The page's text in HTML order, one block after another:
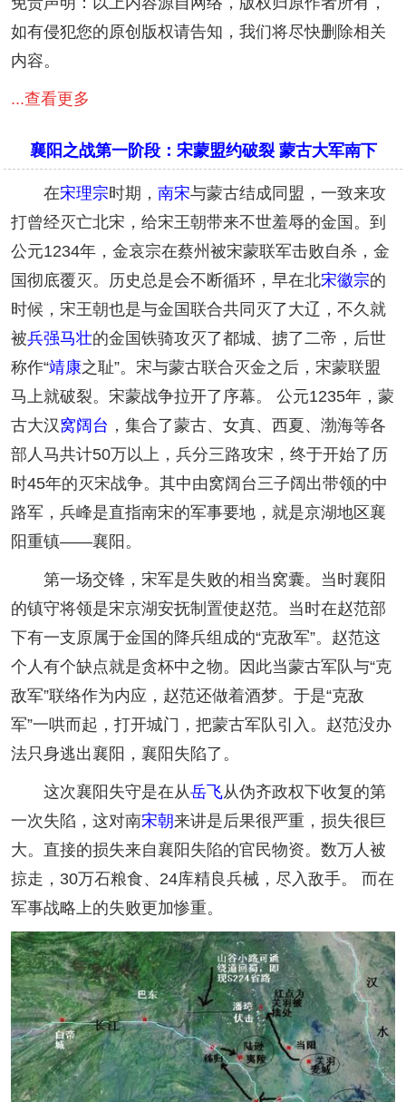
如有侵犯您的原创版权请告知，我们将尽快删除相关
内容。
...查看更多
襄阳之战第一阶段：宋蒙盟约破裂 蒙古大军南下
在宋理宗时期， 南宋与蒙古结成同盟，一致来攻
打曾经灭亡北宋，给宋王朝带来不世羞辱的金国。到
公元1234年，金哀宗在蔡州被宋蒙联军击败自杀，金
国彻底覆灭。历史总是会不断循环，早在北宋徽宗的
时候，宋王朝也是与金国联合共同灭了大辽，不久就
被兵强马壮的金国铁骑攻灭了都城、掳了二帝，后世
称作“靖康之耻”。宋与蒙古联合灭金之后，宋蒙联盟
马上就破裂。宋蒙战争拉开了序幕。 公元1235年，蒙
古大汉窝阔台 ，集合了蒙古、女真、西夏、渤海等各
部人马共计50万以上，兵分三路攻宋，终于开始了历
时45年的灭宋战争。其中由窝阔台三子阔出带领的中
路军，兵峰是直指南宋的军事要地，就是京湖地区襄
阳重镇——襄阳。
第一场交锋，宋军是失败的相当窝囊。当时襄阳
的镇守将领是宋京湖安抚制置使赵范。当时在赵范部
下有一支原属于金国的降兵组成的“克敌军”。赵范这
个人有个缺点就是贪杯中之物。因此当蒙古军队与“克
敌军”联络作为内应，赵范还做着酒梦。于是“克敌
军”一哄而起，打开城门，把蒙古军队引入。赵范没办
法只身逃出襄阳，襄阳失陷了。
这次襄阳失守是在从岳飞从伪齐政权下收复的第
一次失陷，这对南宋朝来讲是后果很严重，损失很巨
大。直接的损失来自襄阳失陷的官民物资。数万人被
掠走，30万石粮食、24库精良兵械，尽入敌手。 而在
军事战略上的失败更加惨重。